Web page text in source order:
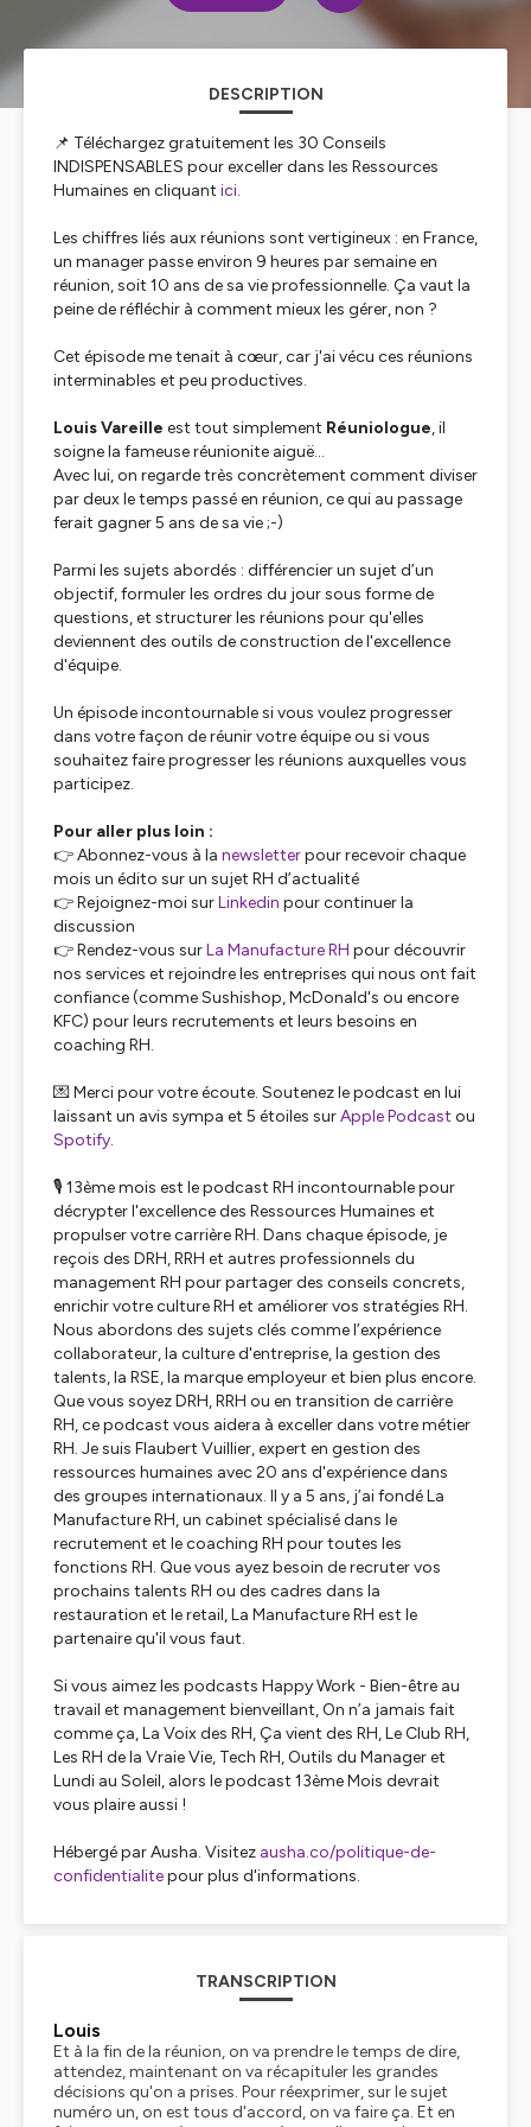
DESCRIPTION
📌 Téléchargez gratuitement les 30 Conseils
INDISPENSABLES pour exceller dans les Ressources
Humaines en cliquant ici.
Les chiffres liés aux réunions sont vertigineux : en France,
un manager passe environ 9 heures par semaine en
réunion, soit 10 ans de sa vie professionnelle. Ça vaut la
peine de réfléchir à comment mieux les gérer, non ?
Cet épisode me tenait à cœur, car j'ai vécu ces réunions
interminables et peu productives.
Louis Vareille est tout simplement Réuniologue, il
soigne la fameuse réunionite aiguë...
Avec lui, on regarde très concrètement comment diviser
par deux le temps passé en réunion, ce qui au passage
ferait gagner 5 ans de sa vie ;-)
Parmi les sujets abordés : différencier un sujet d’un
objectif, formuler les ordres du jour sous forme de
questions, et structurer les réunions pour qu'elles
deviennent des outils de construction de l'excellence
d'équipe.
Un épisode incontournable si vous voulez progresser
dans votre façon de réunir votre équipe ou si vous
souhaitez faire progresser les réunions auxquelles vous
participez.
Pour aller plus loin :
👉 Abonnez-vous à la newsletterpour recevoir chaque
mois un édito sur un sujet RH d’actualité
👉 Rejoignez-moi surLinkedin pour continuer la
discussion
👉 Rendez-vous surLa Manufacture RH pour découvrir
nos services et rejoindre les entreprises qui nous ont fait
confiance (comme Sushishop, McDonald's ou encore
KFC) pour leurs recrutements et leurs besoins en
coaching RH.
💌 Merci pour votre écoute. Soutenez le podcast en lui
laissant un avis sympa et 5 étoiles surApple Podcast ou
Spotify.
🎙️13ème mois est le podcast RH incontournable pour
décrypter l'excellence des Ressources Humaines et
propulser votre carrière RH. Dans chaque épisode, je
reçois des DRH, RRH et autres professionnels du
management RH pour partager des conseils concrets,
enrichir votre culture RH et améliorer vos stratégies RH.
Nous abordons des sujets clés comme l’expérience
collaborateur, la culture d'entreprise, la gestion des
talents, la RSE, la marque employeur et bien plus encore.
Que vous soyez DRH, RRH ou en transition de carrière
RH, ce podcast vous aidera à exceller dans votre métier
RH. Je suis Flaubert Vuillier, expert en gestion des
ressources humaines avec 20 ans d'expérience dans
des groupes internationaux. Il y a 5 ans, j’ai fondé La
Manufacture RH, un cabinet spécialisé dans le
recrutement et le coaching RH pour toutes les
fonctions RH. Que vous ayez besoin de recruter vos
prochains talents RH ou des cadres dans la
restauration et le retail, La Manufacture RH est le
partenaire qu'il vous faut.
Si vous aimez les podcasts Happy Work - Bien-être au
travail et management bienveillant, On n’a jamais fait
comme ça, La Voix des RH, Ça vient des RH, Le Club RH,
Les RH de la Vraie Vie, Tech RH, Outils du Manager et
Lundi au Soleil, alors le podcast 13ème Mois devrait
vous plaire aussi !
Hébergé par Ausha. Visitez ausha.co/politique-de-
confidentialitepour plus d'informations.
TRANSCRIPTION
Louis
Et à la fin de la réunion, on va prendre le temps de dire,
attendez, maintenant on va récapituler les grandes
décisions qu'on a prises. Pour réexprimer, sur le sujet
numéro un, on est tous d'accord, on va faire ça. Et en